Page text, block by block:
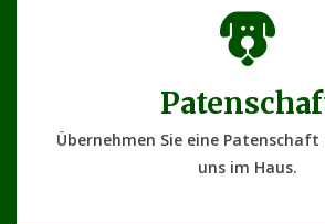
Übernehmen Sie eine
uns im Haus.